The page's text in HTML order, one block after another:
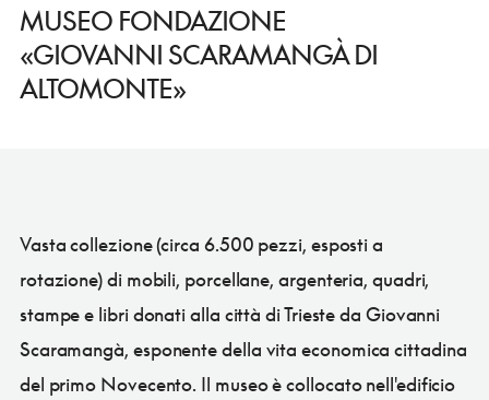
MUSEO FONDAZIONE
«GIOVANNI SCARAMANGÀ DI
ALTOMONTE»
Vasta collezione (circa 6.500 pezzi, esposti a
rotazione) di mobili, porcellane, argenteria, quadri,
stampe e libri donati alla città di Trieste da Giovanni
Scaramangà, esponente della vita economica cittadina
del primo Novecento. Il museo è collocato nell'edificio